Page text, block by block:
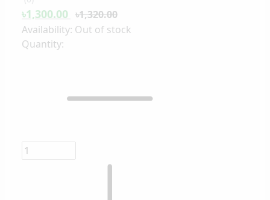
৳1,300.00 ৳1,320.00
Availability: Out of stock
Quantity: